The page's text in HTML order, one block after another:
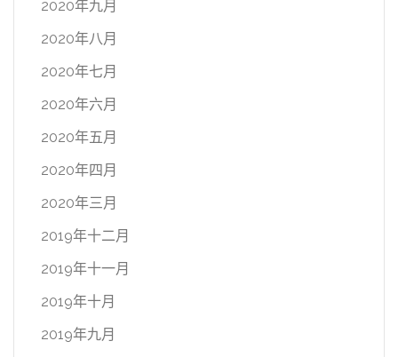
2020年九月
2020年八月
2020年七月
2020年六月
2020年五月
2020年四月
2020年三月
2019年十二月
2019年十一月
2019年十月
2019年九月